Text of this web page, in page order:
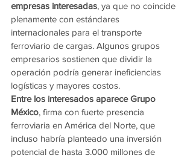
empresas interesadas, ya que no coincide
plenamente con estándares
internacionales para el transporte
ferroviario de cargas. Algunos grupos
empresarios sostienen que dividir la
operación podría generar ineficiencias
logísticas y mayores costos.
Entre los interesados aparece Grupo
México, firma con fuerte presencia
ferroviaria en América del Norte, que
incluso habría planteado una inversión
potencial de hasta 3.000 millones de